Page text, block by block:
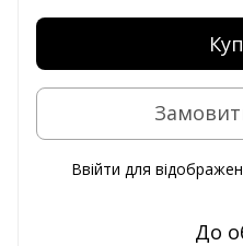
Ввійти для
До